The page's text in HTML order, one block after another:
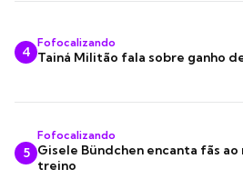
4
Fofocalizando
Tainá Militão fala sobre ganho
5
Fofocalizando
Gisele Bündchen encanta fãs
treino